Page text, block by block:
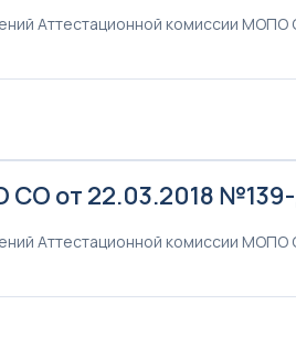
Аттестационной комиссии МОПО
от 22.03.2018
Аттестационной комиссии МОПО